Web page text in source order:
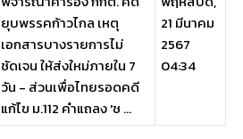
ยุบพรรคก้าวไกล เหตุ
เอกสารบางรายการไม่
ชัดเจน ให้ส่งใหม่ภายใน 7
วัน - ส่วนเพื่อไทยรอดคดี
แก้ไข ม.112 คำแถลง 'ช ...
21 มีนาคม
2567
04:34